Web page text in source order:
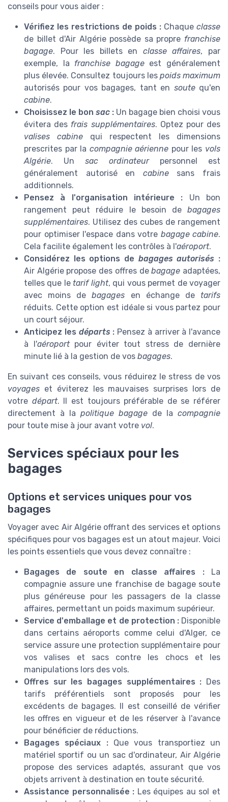
conseils pour vous aider :
Vérifiez les restrictions de poids : Chaque classe
de billet d'Air Algérie possède sa propre franchise
bagage. Pour les billets en classe affaires, par
exemple, la franchise bagageest généralement
plus élevée. Consultez toujours les poids maximum
autorisés pour vos bagages, tant en soutequ'en
cabine.
Choisissez le bon sac : Un bagage bien choisi vous
évitera des frais supplémentaires. Optez pour des
valises cabine qui respectent les dimensions
prescrites par la compagnie aérienne pour les vols
Algérie. Un sac ordinateurpersonnel est
généralement autorisé en cabinesans frais
additionnels.
Pensez à l'organisation intérieure : Un bon
rangement peut réduire le besoin de bagages
supplémentaires. Utilisez des cubes de rangement
pour optimiser l'espace dans votre bagage cabine.
Cela facilite également les contrôles à l'aéroport.
Considérez les options de bagages autorisés :
Air Algérie propose des offres debagage adaptées,
telles que le tarif light, qui vous permet de voyager
avec moins debagages en échange de tarifs
réduits. Cette option est idéale si vous partez pour
un court séjour.
Anticipez les départs : Pensez à arriver à l'avance
à l'aéroportpour éviter tout stress de dernière
minute lié à la gestion de vos bagages.
En suivant ces conseils, vous réduirez le stress de vos
voyages et éviterez les mauvaises surprises lors de
votre départ. Il est toujours préférable de se référer
directement à la politique bagage de la compagnie
pour toute mise à jour avant votre vol.
Services spéciaux pour les
bagages
Options et services uniques pour vos
bagages
Voyager avec Air Algérie offrant des services et options
spécifiques pour vos bagages est un atout majeur. Voici
les points essentiels que vous devez connaître :
Bagages de soute en classe affaires :La
compagnie assure une franchise de bagage soute
plus généreuse pour les passagers de la classe
affaires, permettant un poids maximum supérieur.
Service d'emballage et de protection :Disponible
dans certains aéroports comme celui d'Alger, ce
service assure une protection supplémentaire pour
vos valises et sacs contre les chocs et les
manipulations lors des vols.
Offres sur les bagages supplémentaires : Des
tarifs préférentiels sont proposés pour les
excédents de bagages. Il est conseillé de vérifier
les offres en vigueur et de les réserver à l'avance
pour bénéficier de réductions.
Bagages spéciaux :Que vous transportiez un
matériel sportif ou un sac d'ordinateur, Air Algérie
propose des services adaptés, assurant que vos
objets arrivent à destination en toute sécurité.
Assistance personnalisée : Les équipes au sol et